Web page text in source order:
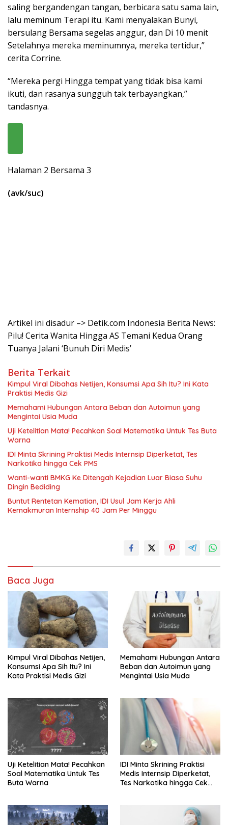
saling bergandengan tangan, berbicara satu sama lain,
lalu meminum Terapi itu. Kami menyalakan Bunyi,
bersulang Bersama segelas anggur, dan Di 10 menit
Setelahnya mereka meminumnya, mereka tertidur,”
cerita Corrine.
“Mereka pergi Hingga tempat yang tidak bisa kami
ikuti, dan rasanya sungguh tak terbayangkan,”
tandasnya.
Halaman 2 Bersama 3
(avk/suc)
Artikel ini disadur –> Detik.com Indonesia Berita News:
Pilu! Cerita Wanita Hingga AS Temani Kedua Orang
Tuanya Jalani ‘Bunuh Diri Medis’
Berita Terkait
Kimpul Viral Dibahas Netijen, Konsumsi Apa Sih Itu? Ini Kata
Praktisi Medis Gizi
Memahami Hubungan Antara Beban dan Autoimun yang
Mengintai Usia Muda
Uji Ketelitian Mata! Pecahkan Soal Matematika Untuk Tes Buta
Warna
IDI Minta Skrining Praktisi Medis Internsip Diperketat, Tes
Narkotika hingga Cek PMS
Wanti-wanti BMKG Ke Ditengah Kejadian Luar Biasa Suhu
Dingin Bediding
Buntut Rentetan Kematian, IDI Usul Jam Kerja Ahli
Kemakmuran Internship 40 Jam Per Minggu
Baca Juga
Kimpul Viral Dibahas Netijen,
Konsumsi Apa Sih Itu? Ini
Kata Praktisi Medis Gizi
Memahami Hubungan Antara
Beban dan Autoimun yang
Mengintai Usia Muda
Uji Ketelitian Mata! Pecahkan
Soal Matematika Untuk Tes
Buta Warna
IDI Minta Skrining Praktisi
Medis Internsip Diperketat,
Tes Narkotika hingga Cek